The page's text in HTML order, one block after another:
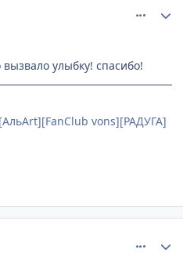
улыбку! спасибо!
vons][РАДУГА]